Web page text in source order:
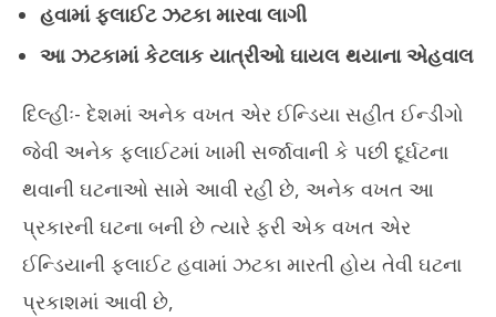
એર ઈન્ડિયાની ફ્લાઈટની વધુ એક ઘટના સામે આવી, હવામાં જ વિમાન
ઝટકા મારવા લાગ્યું ,યાત્રીઓ ઘાયલ થયા હોવાનો એહવાલ
May
17,
2023
હવામાં ફ્લાઈટ ઝટકા મારવા લાગી
આ ઝટકામાં કેટલાક યાત્રીઓ ઘાયલ થયાના એહવાલ
દિલ્હીઃ- દેશમાં અનેક વખત એર ઈન્ડિયા સહીત ઈન્ડીગો
જેવી અનેક ફ્લાઈટમાં ખામી સર્જાવાની કે પછી દૂર્ઘટના
થવાની ઘટનાઓ સામે આવી રહી છે, અનેક વખત આ
પ્રકારની ઘટના બની છે ત્યારે ફરી એક વખત એર
ઈન્ડિયાની ફ્લાઈટ હવામાં ઝટકા મારતી હોય તેવી ઘટના
પ્રકાશમાં આવી છે,